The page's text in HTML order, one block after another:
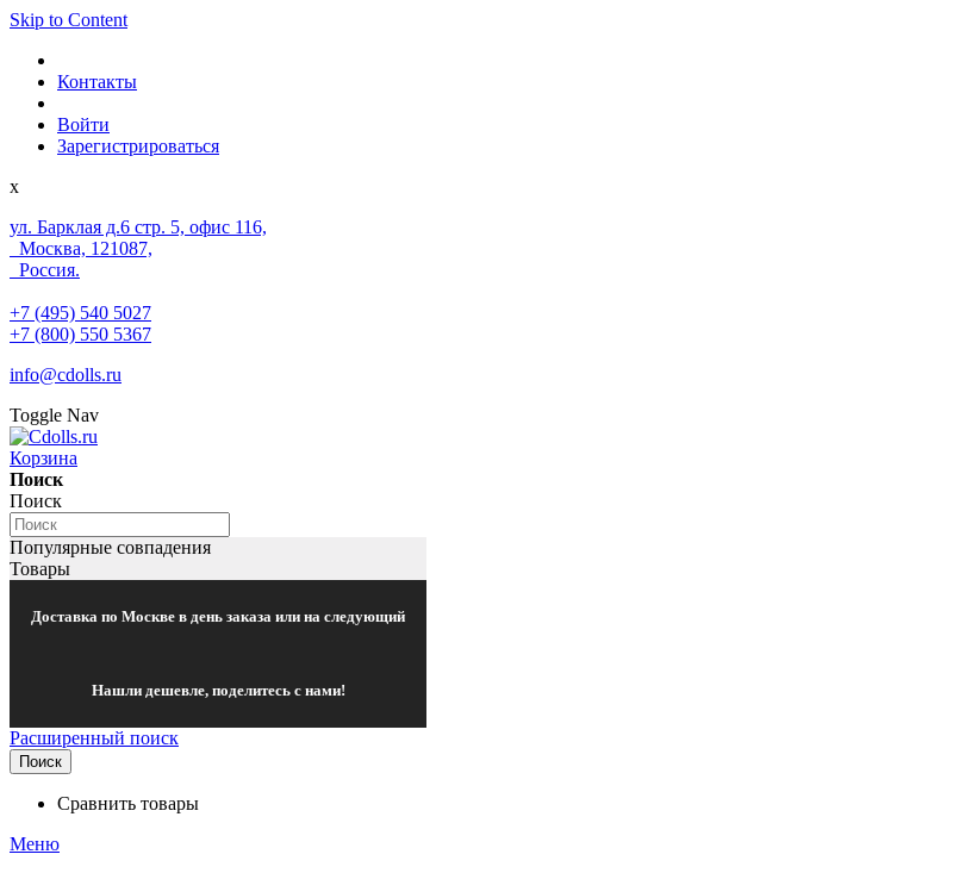
Skip to Content
Контакты
Войти
Зарегистрироваться
x
ул. Барклая д.6 стр. 5, офис 116,
Москва, 121087,
Россия.
+7 (495) 540 5027
+7 (800) 550 5367
info@cdolls.ru
Toggle Nav
Корзина
Поиск
Поиск
Популярные совпадения
Товары
Доставка по Москве в день заказа или на следующий
Нашли дешевле, поделитесь с нами!
Расширенный поиск
Поиск
Сравнить товары
Меню